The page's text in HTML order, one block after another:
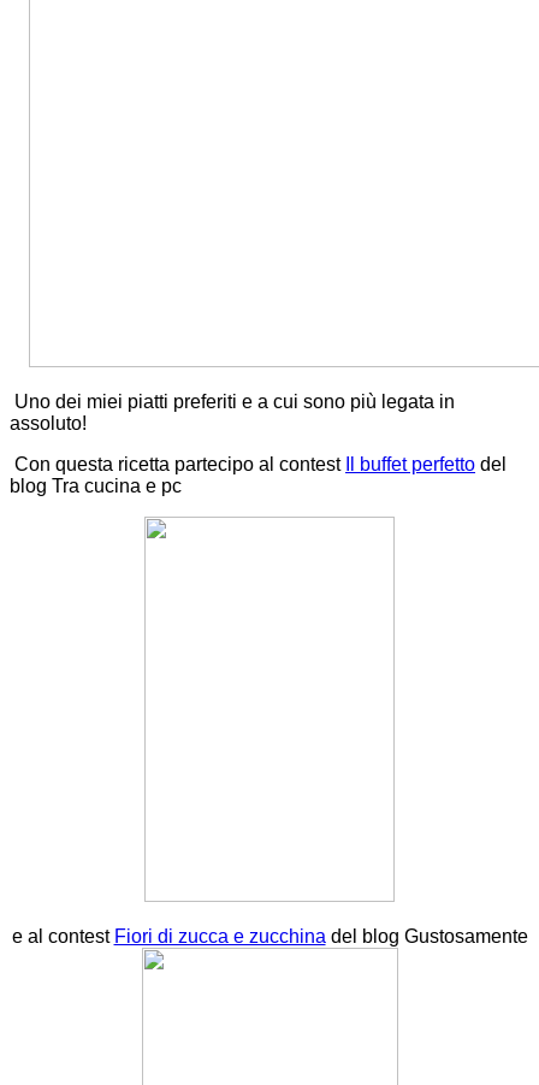
Uno dei miei piatti preferiti e a cui sono più legata in
assoluto!
Con questa ricetta partecipo al contest
Il buffet perfetto del
blog Tra cucina e pc
e al contest Fiori di zucca e zucchinadel blog Gustosamente